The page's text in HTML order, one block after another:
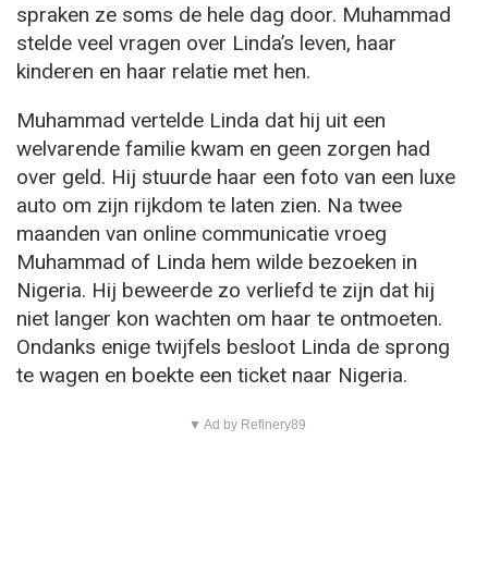
spraken ze soms de hele dag door. Muhammad
stelde veel vragen over Linda’s leven, haar
kinderen en haar relatie met hen.
Muhammad vertelde Linda dat hij uit een
welvarende familie kwam en geen zorgen had
over geld. Hij stuurde haar een foto van een luxe
auto om zijn rijkdom te laten zien. Na twee
maanden van online communicatie vroeg
Muhammad of Linda hem wilde bezoeken in
Nigeria. Hij beweerde zo verliefd te zijn dat hij
niet langer kon wachten om haar te ontmoeten.
Ondanks enige twijfels besloot Linda de sprong
te wagen en boekte een ticket naar Nigeria.
▼ Ad by Refinery89